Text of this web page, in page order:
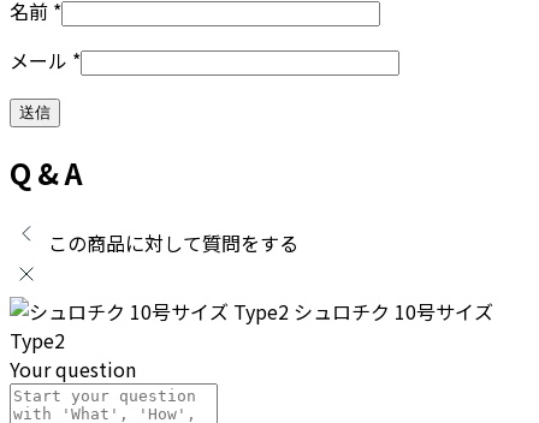
名前 *
メール *
Q & A
この商品に対して質問をする
シュロチク 10号サイズ
Type2
Your question